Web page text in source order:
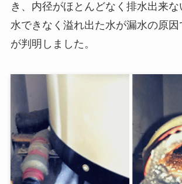
き、内径がほとんどなく排水出来
水できなく溢れ出た水が漏水の原因
が判明しました。